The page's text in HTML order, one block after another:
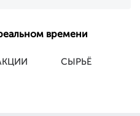
времени
СЫРЬЁ